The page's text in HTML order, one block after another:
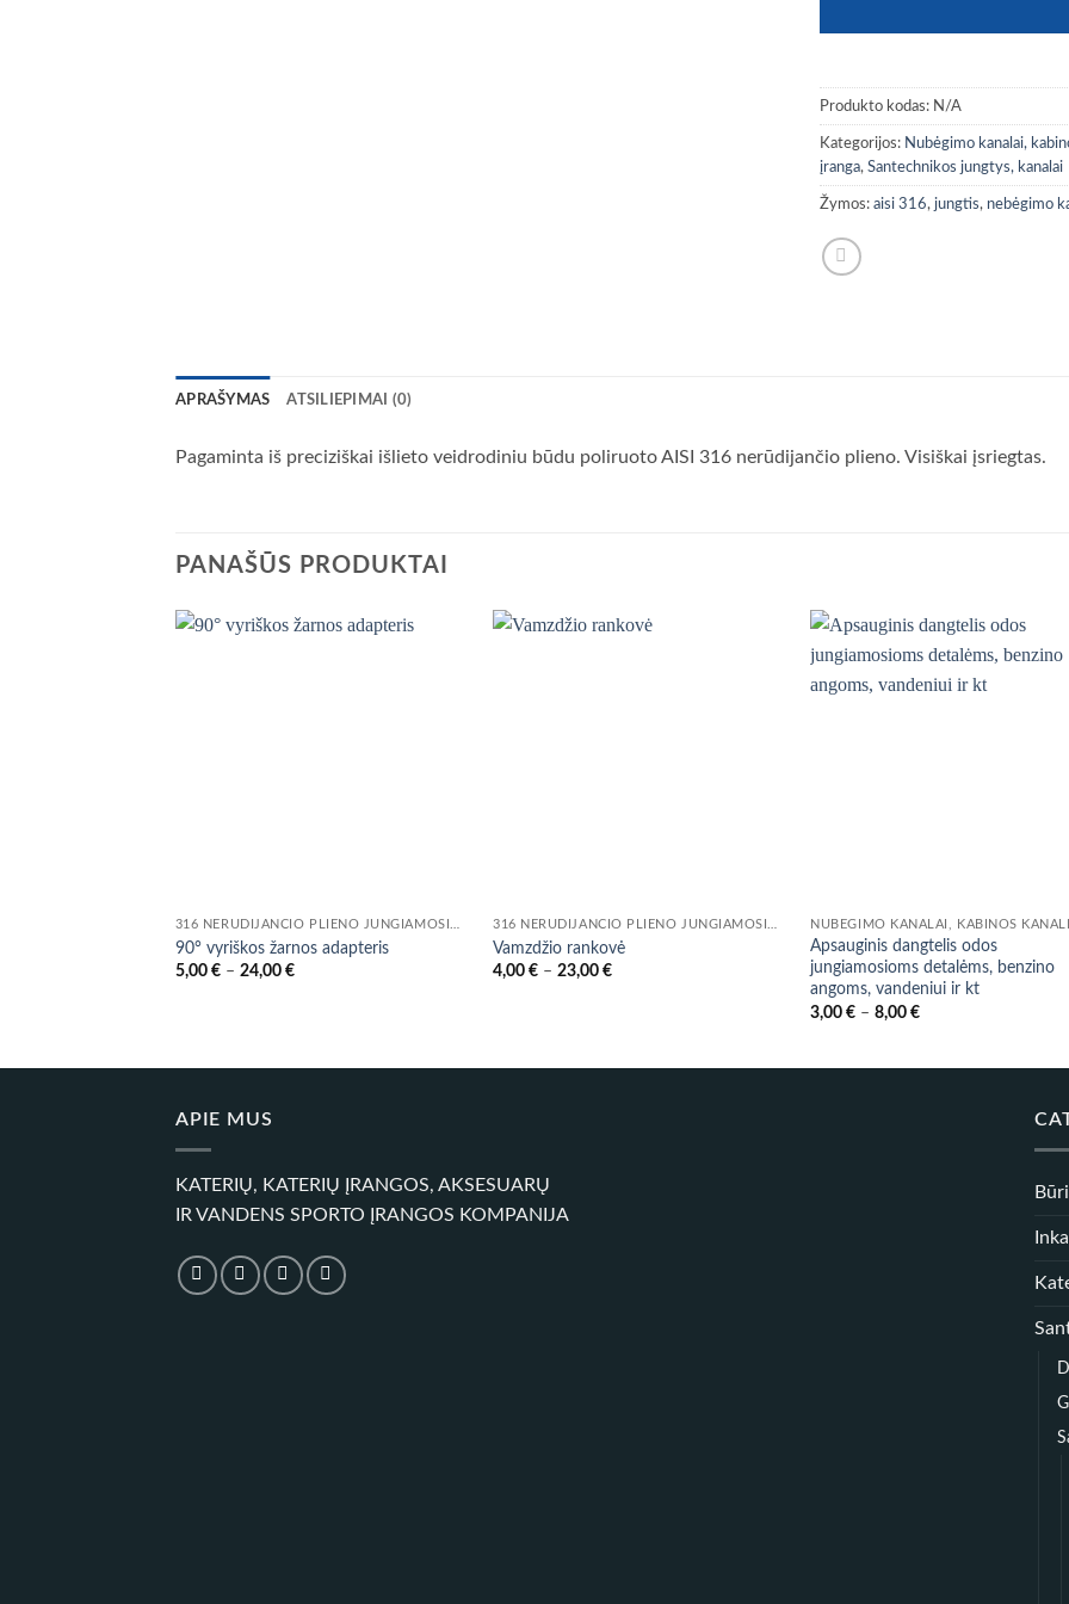
Produkto kodas: N/A
Kategorijos: Nubėgimo kanalai,
įranga, Santechnikos jungtys, kanalai
Žymos: aisi 316, jungtis, nebėgimo
APRAŠYMAS ATSILIEPIMAI (0)
Pagaminta iš preciziškai išlieto veidrodiniu būdu poliruoto AISI 316 nerūdijančio plieno. Visiškai įsriegtas.
PANAŠŪS PRODUKTAI
316 NERŪDIJANČIO PLIENO JUNGIAMOSIOS DETALĖS IR VOŽTUVAI
90° vyriškos žarnos adapteris
5,00 € – 24,00 €Price
316 NERŪDIJANČIO PLIENO JUNGIAMOSIOS DETALĖS IR VOŽTUVAI
Vamzdžio rankovė
4,00€ – 23,00€Price
Apsauginis dangtelis odos
jungiamosioms detalėms, benzino
angoms, vandeniui ir kt
3,00€ – 8,00€Price
APIE MUS
KATERIŲ, KATERIŲ ĮRANGOS, AKSESUARŲ
IR VANDENS SPORTO ĮRANGOS KOMPANIJA